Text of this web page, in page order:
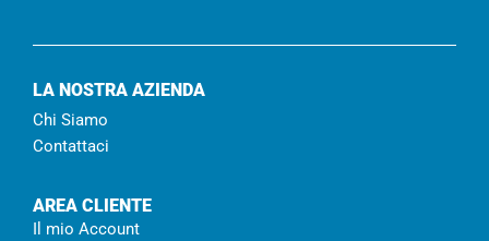
LA NOSTRA AZIENDA
Chi Siamo
Contattaci
AREA CLIENTE
Il mio Account